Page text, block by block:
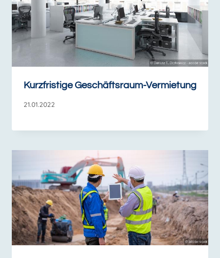
Kurzfristige Geschäftsraum-Vermietung
21.01.2022